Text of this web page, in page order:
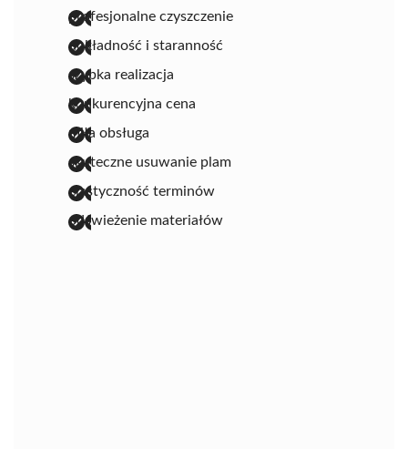
profesjonalne czyszczenie
dokładność i staranność
szybka realizacja
konkurencyjna cena
miła obsługa
skuteczne usuwanie plam
elastyczność terminów
odświeżenie materiałów